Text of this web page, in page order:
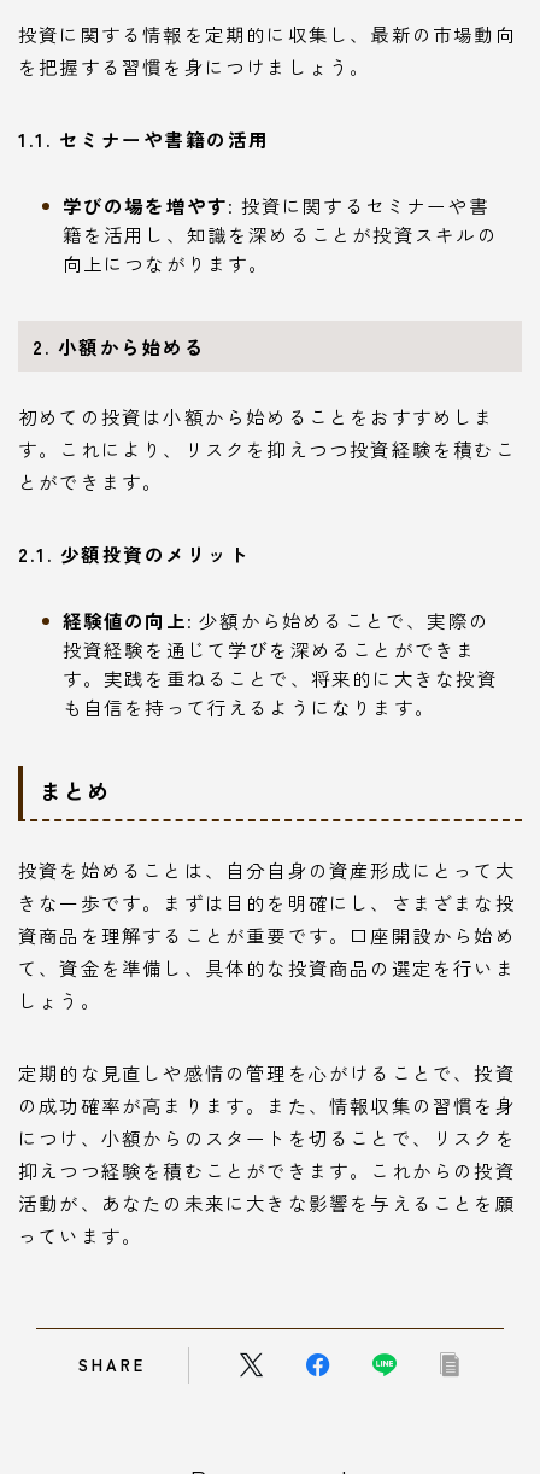
投資に関する情報を定期的に収集し、最新の市場動向
を把握する習慣を身につけましょう。
1.1. セミナーや書籍の活用
学びの場を増やす: 投資に関するセミナーや書
籍を活用し、知識を深めることが投資スキルの
向上につながります。
2. 小額から始める
初めての投資は小額から始めることをおすすめしま
す。これにより、リスクを抑えつつ投資経験を積むこ
とができます。
2.1. 少額投資のメリット
経験値の向上: 少額から始めることで、実際の
投資経験を通じて学びを深めることができま
す。実践を重ねることで、将来的に大きな投資
も自信を持って行えるようになります。
まとめ
投資を始めることは、自分自身の資産形成にとって大
きな一歩です。まずは目的を明確にし、さまざまな投
資商品を理解することが重要です。口座開設から始め
て、資金を準備し、具体的な投資商品の選定を行いま
しょう。
定期的な見直しや感情の管理を心がけることで、投資
の成功確率が高まります。また、情報収集の習慣を身
につけ、小額からのスタートを切ることで、リスクを
抑えつつ経験を積むことができます。これからの投資
活動が、あなたの未来に大きな影響を与えることを願
っています。
SHARE